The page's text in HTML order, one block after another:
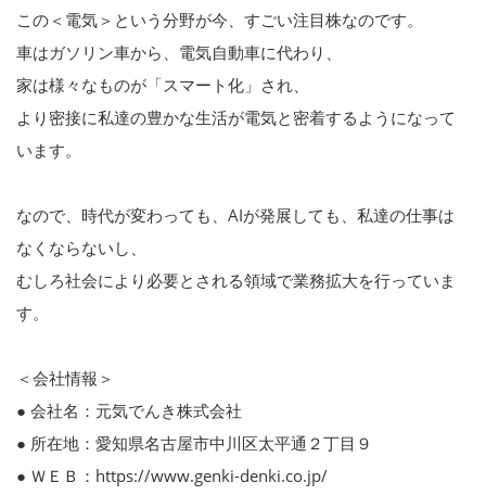
この＜電気＞という分野が今、すごい注目株なのです。
車はガソリン車から、電気自動車に代わり、
家は様々なものが「スマート化」され、
より密接に私達の豊かな生活が電気と密着するようになって
います。
なので、時代が変わっても、AIが発展しても、私達の仕事は
なくならないし、
むしろ社会により必要とされる領域で業務拡大を行っていま
す。
＜会社情報＞
● 会社名：元気でんき株式会社
● 所在地：愛知県名古屋市中川区太平通２丁目９
● ＷＥＢ：https://www.genki-denki.co.jp/